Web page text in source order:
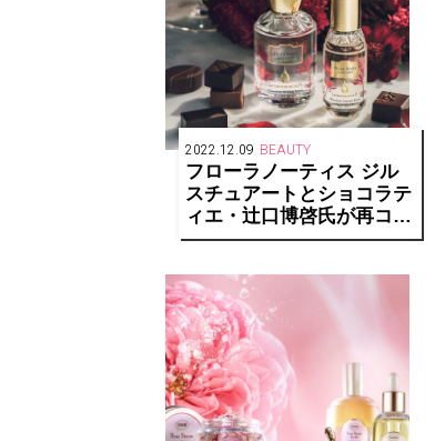
2022.12.09 BEAUTY
フローラノーティス ジル
スチュアートとショコラテ
ィエ・辻口博啓氏が再コラ
ボレーションし、限定デザ
け！